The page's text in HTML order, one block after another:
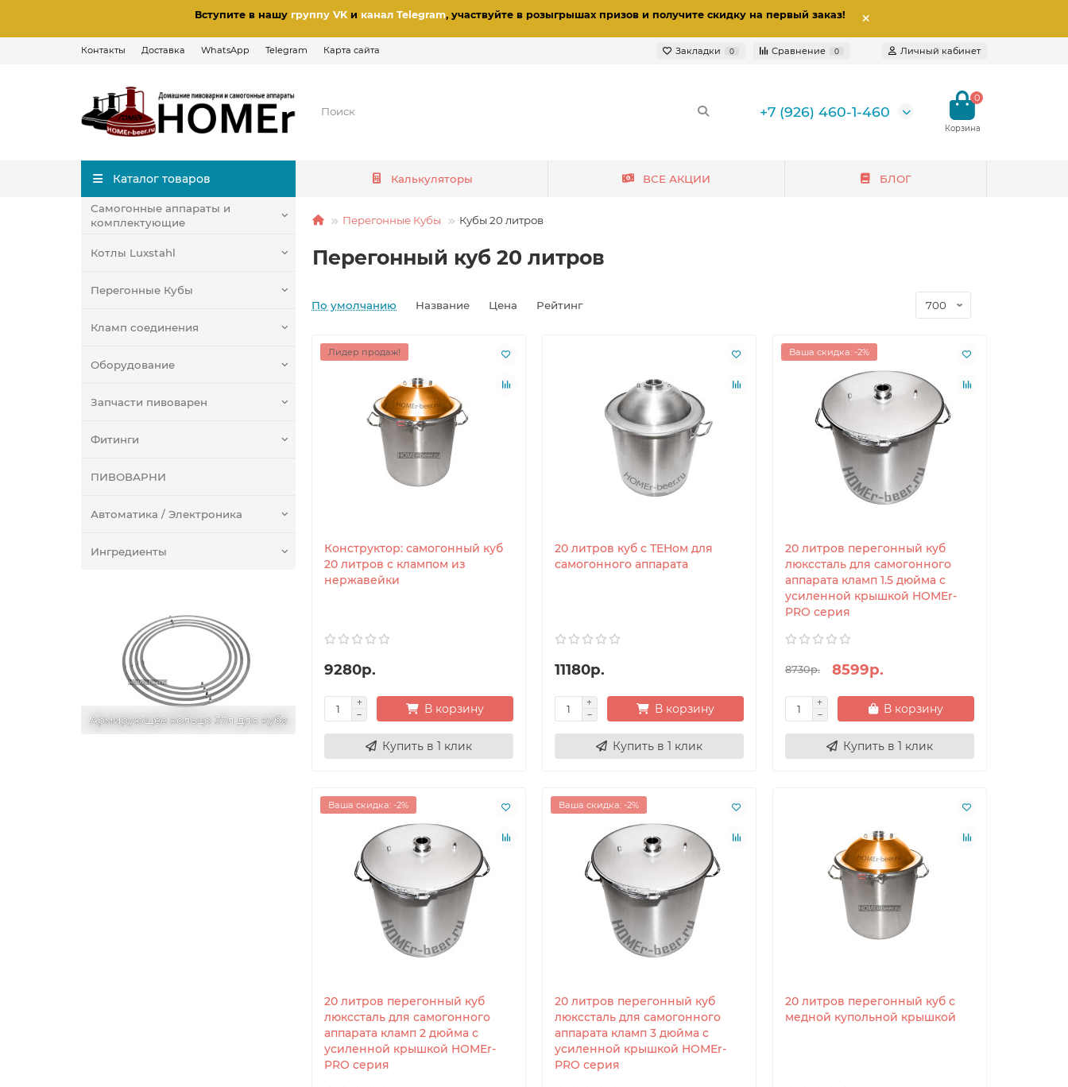
Вступите в нашу группу VKи канал Telegram, участвуйте в розыгрышах призов и получите скидку на первый заказ!
Контакты Доставка WhatsApp Telegram Карта сайта Закладки 0 Сравнение 0 Личный кабинет
+7 (926) 460-1-460
0
Каталог товаров
Самогонные аппараты и
комплектующие
Котлы Luxstahl
Перегонные Кубы
Кламп соединения
Оборудование
Запчасти пивоварен
Фитинги
ПИВОВАРНИ
Автоматика / Электроника
Ингредиенты
Калькуляторы ВСЕ АКЦИИ БЛОГ
Перегонные Кубы Кубы 20 литров
Перегонный куб 20 литров
Армирующее кольцо 37л для куба Армирующее кольцо 37л для куба Армирующее кольцо 37л для куба
По умолчанию Название Цена Рейтинг
Лидер продаж!
Конструктор: самогонный куб
20 литров с клампом из
нержавейки
9280р.
В корзину
Купить в 1 клик
20 литров куб с ТЕНом для
самогонного аппарата
11180р.
В корзину
Купить в 1 клик
Ваша скидка: -2%
20 литров перегонный куб
люкссталь для самогонного
аппарата кламп 1.5 дюйма с
усиленной крышкой HOMEr-
PRO серия
8730р. 8599р.
В корзину
Купить в 1 клик
Ваша скидка: -2%
20 литров перегонный куб
люкссталь для самогонного
аппарата кламп 2 дюйма с
усиленной крышкой HOMEr-
PRO серия
Ваша скидка: -2%
20 литров перегонный куб
люкссталь для самогонного
аппарата кламп 3 дюйма с
усиленной крышкой HOMEr-
PRO серия
20 литров перегонный куб с
медной купольной крышкой